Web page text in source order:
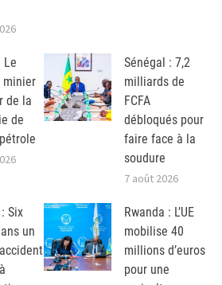
Le
minier
de la
de
Sénégal : 7,2
milliards de
FCFA
débloqués pour
faire face à la
soudure
7 août 2026
Six
un
Rwanda : L’UE
mobilise 40
millions d’euros
pour une